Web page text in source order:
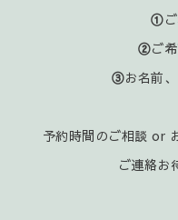
①
②ご
③お名前
予約時間のご相談 or
ご連絡お